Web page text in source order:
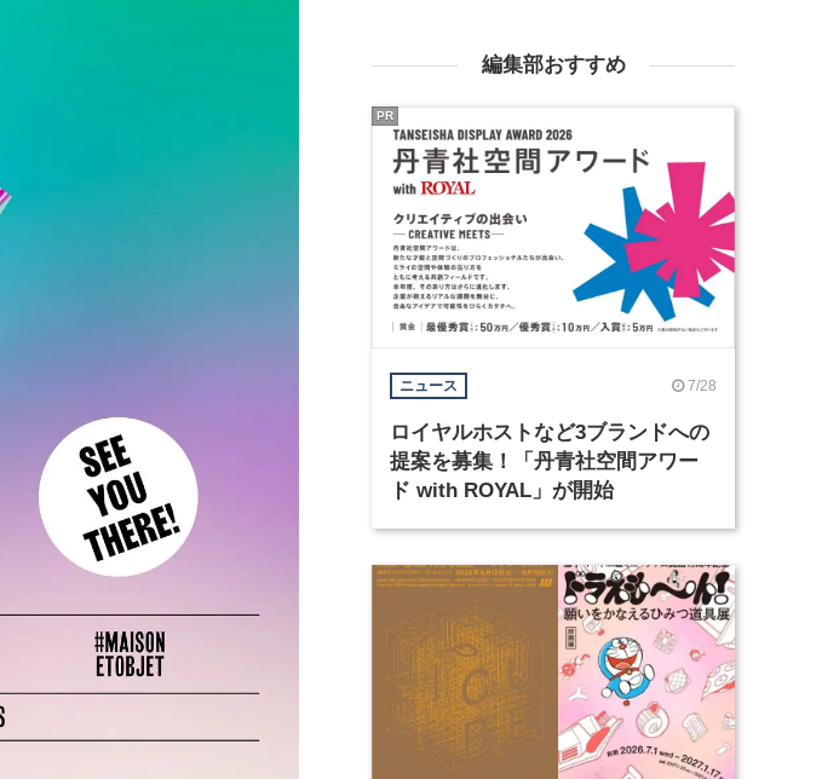
編集部おすすめ
ニュース 7/28
ロイヤルホストなど3ブランドへの
提案を募集！「丹青社空間アワー
ド with ROYAL」が開始
PR